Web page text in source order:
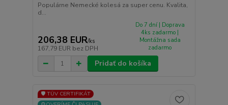
Populárne Nemecké kolesá za super cenu. Kvalita,
d...
206,38 EUR/ks
167,79 EUR bez DPH
Do 7 dní | Doprava
4ks zadarmo |
Montážna sada
zadarmo
Pridať do košíka
🛡️ TÜV CERTIFIKÁT